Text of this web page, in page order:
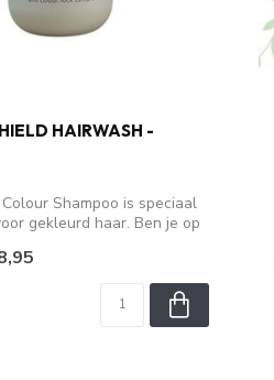
HAIRWASH -
Colour Shampoo is speciaal
gekleurd haar. Ben je op